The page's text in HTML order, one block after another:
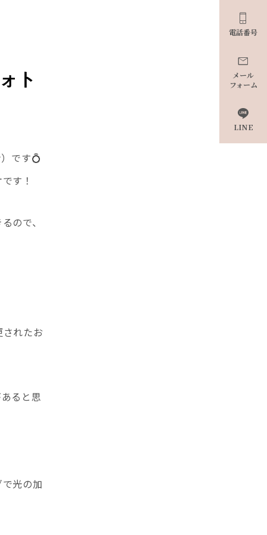

電話番号

メール
フォーム

LINE
ト
です💍
す！
ので、
れたお
ると思
光の加